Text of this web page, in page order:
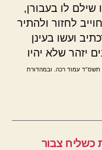
שילם לו בעבורן,
לחזור ולהתיר
ועשו בעינן
יזהר שלא יהיו
תשס"ד עמוד רכה. ובמהדורת
כשליח צבור